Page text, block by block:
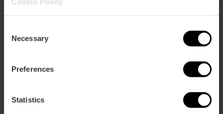
Selection
Necessary
Preferences
Statistics
Valencia Tourist Card 24, 48 of 72 uur
Vanaf17,00 €